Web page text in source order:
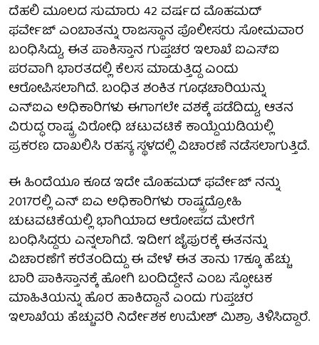
ದೆಹಲಿ ಮೂಲದ ಸುಮಾರು 42 ವರ್ಷದ ಮೊಹಮದ್
ಫರ್ವೇಜ್ ಎಂಬಾತನ್ನು ರಾಜಸ್ಥಾನ ಪೊಲೀಸರು ಸೋಮವಾರ
ಬಂಧಿಸಿದ್ದು, ಈತ ಪಾಕಿಸ್ತಾನ ಗುಪ್ತಚರ ಇಲಾಖೆ ಐಎಸ್ಐ
ಪರವಾಗಿ ಭಾರತದಲ್ಲಿ ಕೆಲಸ ಮಾಡುತ್ತಿದ್ದ ಎಂದು
ಆರೋಪಿಸಲಾಗಿದೆ. ಬಂಧಿತ ಶಂಕಿತ ಗೂಢಚಾರಿಯನ್ನು
ಎನ್ಐಎ ಅಧಿಕಾರಿಗಳು ಈಗಾಗಲೇ ವಶಕ್ಕೆ ಪಡೆದಿದ್ದು, ಆತನ
ವಿರುದ್ಧ ರಾಷ್ಟ್ರ ವಿರೋಧಿ ಚಟುವಟಿಕೆ ಕಾಯ್ದೆಯಡಿಯಲ್ಲಿ
ಪ್ರಕರಣ ದಾಖಲಿಸಿ ರಹಸ್ಯ ಸ್ಥಳದಲ್ಲಿ ವಿಚಾರಣೆ ನಡೆಸಲಾಗುತ್ತಿದೆ.
ಈ ಹಿಂದೆಯೂ ಕೂಡ ಇದೇ ಮೊಹಮದ್ ಫರ್ವೇಜ್ ನನ್ನು
2017ರಲ್ಲಿ ಎನ್ ಐಎ ಅಧಿಕಾರಿಗಳು ರಾಷ್ಟ್ರದ್ರೋಹಿ
ಚುಟವಟಿಕೆಯಲ್ಲಿ ಭಾಗಿಯಾದ ಆರೋಪದ ಮೇರೆಗೆ
ಬಂಧಿಸಿದ್ದರು ಎನ್ನಲಾಗಿದೆ. ಇದೀಗ ಜೈಪುರಕ್ಕೆ ಈತನನ್ನು
ವಿಚಾರಣೆಗೆ ಕರೆತಂದಿದ್ದು ಈ ವೇಳೆ ಈತ ತಾನು 17ಕ್ಕೂ ಹೆಚ್ಚು
ಬಾರಿ ಪಾಕಿಸ್ತಾನಕ್ಕೆ ಹೋಗಿ ಬಂದಿದ್ದೇನೆ ಎಂಬ ಸ್ಫೋಟಕ
ಮಾಹಿತಿಯನ್ನು ಹೊರ ಹಾಕಿದ್ದಾನೆ ಎಂದು ಗುಪ್ತಚರ
ಇಲಾಖೆಯ ಹೆಚ್ಚುವರಿ ನಿರ್ದೇಶಕ ಉಮೇಶ್ ಮಿಶ್ರಾ ತಿಳಿಸಿದ್ದಾರೆ.